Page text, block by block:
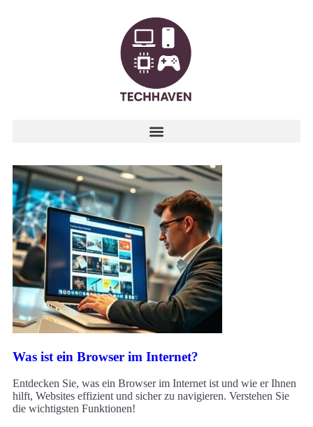
Was ist ein Browser im Internet?
Entdecken Sie, was ein Browser im Internet ist und wie er Ihnen
hilft, Websites effizient und sicher zu navigieren. Verstehen Sie
die wichtigsten Funktionen!